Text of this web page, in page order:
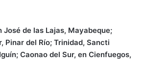
José de las Lajas, Mayabeque;
Pinar del Río; Trinidad, Sancti
Caonao del Sur, en Cienfuegos,